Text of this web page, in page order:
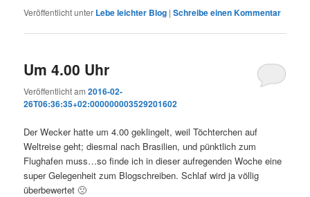
Veröffentlicht unter Lebe leichter Blog |Schreibe einen Kommentar
Um 4.00 Uhr
Veröffentlicht am2016-02-
26T06:36:35+02:000000003529201602
Der Wecker hatte um 4.00 geklingelt, weil Töchterchen auf
Weltreise geht; diesmal nach Brasilien, und pünktlich zum
Flughafen muss…so finde ich in dieser aufregenden Woche eine
super Gelegenheit zum Blogschreiben. Schlaf wird ja völlig
überbewertet 🙁